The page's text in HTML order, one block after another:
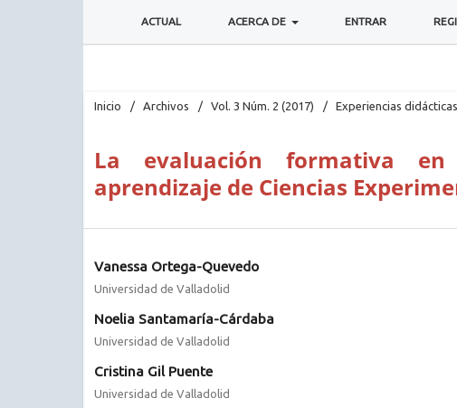
ACTUAL ACERCA DE ENTRAR
Inicio / Archivos / Vol. 3 Núm. 2 (2017) / Experiencias didácticas
La evaluación formativa
aprendizaje de Ciencias
Vanessa Ortega-Quevedo
Universidad de Valladolid
Noelia Santamaría-Cárdaba
Universidad de Valladolid
Cristina Gil Puente
Universidad de Valladolid